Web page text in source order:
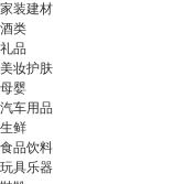
家装建材
酒类
礼品
美妆护肤
母婴
汽车用品
生鲜
食品饮料
玩具乐器